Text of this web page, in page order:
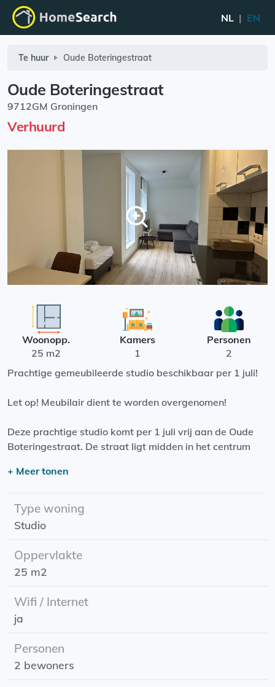
NL | EN
Te huur Oude Boteringestraat
Oude Boteringestraat
9712GM Groningen
Verhuurd
Woonopp.
25 m2
Kamers
1
Personen
2
Prachtige gemeubileerde studio beschikbaar per 1 juli!
Let op! Meubilair dient te worden overgenomen!
Deze prachtige studio komt per 1 juli vrij aan de Oude
Boteringestraat. De straat ligt midden in het centrum
biedt voor ieder wat wils. Wandel door drukke
een drankje op een van de vele gezellige terrassen
rondom de Grote Markt of ontdek de levendige sfeer in
naar cultuur, gezelligheid of gewoon een fijne plek om te
ontspannen, het centrum van Groningen is de perfecte
plek om te zijn!
De studio beschikt over een woonruimte met open
keuken, voorzien van een inbouw koelkast,
+ Meer tonen
Type woning
Studio
Oppervlakte
25 m2
Wifi / Internet
ja
Personen
2 bewoners